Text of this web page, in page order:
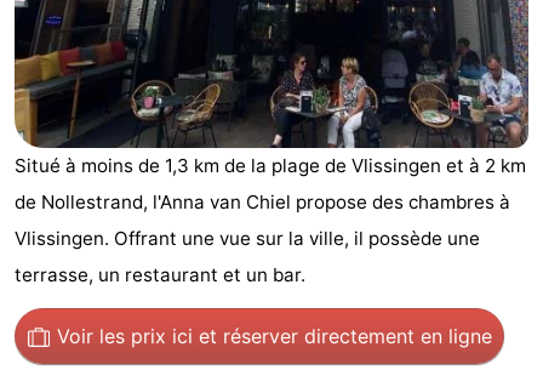
Duinzicht
-
Galgewei
-
Noordzee
Resort
Vlissingen
-
Strandpark
Zeeland
-
Vebenabos
Westduin
Hôtels
Situé à moins de 1,3 km de la plage de Vlissingen et à 2 km
de Nollestrand, l'Anna van Chiel propose des chambres à
Vlissingen. Offrant une vue sur la ville, il possède une
terrasse, un restaurant et un bar.
Voir les prix ici et réserver directement en ligne